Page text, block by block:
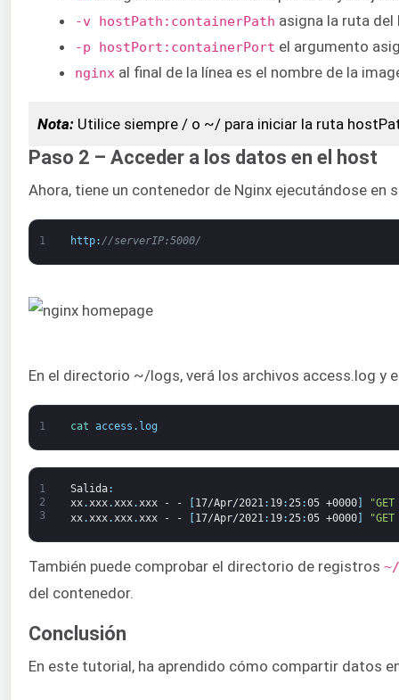
-v hostPath:containerPath asigna la ruta
-p hostPort:containerPort el argumento
nginx al final de la línea es el nombre de la
Nota: Utilice siempre / o ~/ para iniciar la ruta
Paso 2 – Acceder a los datos en el host
Ahora, tiene un contenedor de Nginx ejecutándose en
1 http: //serverIP:5000/
En el directorio ~/logs, verá los archivos access.log y
1 cat access . log
1
2
3
Salida:
xx.xxx.xxx.xxx - - 17/Apr/2021: 19: 25:05 +0000]
xx.xxx.xxx.xxx - - 17/Apr/2021: 19: 25:05 +0000]
También puede comprobar el directorio de registros
del contenedor.
Conclusión
En este tutorial, ha aprendido cómo compartir datos